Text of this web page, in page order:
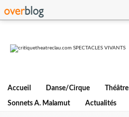
Accueil Danse/Cirque Théâtre
Sonnets A. Malamut Actualités